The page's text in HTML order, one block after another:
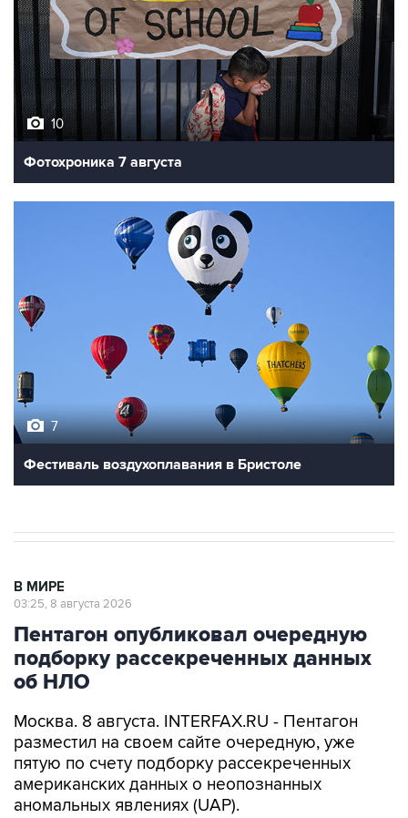
10
Фотохроника 7 августа
7
Фестиваль воздухоплавания в Бристоле
В МИРЕ
03:25, 8 августа 2026
Пентагон опубликовал очередную
подборку рассекреченных данных
об НЛО
Москва. 8 августа. INTERFAX.RU - Пентагон
разместил на своем сайте очередную, уже
пятую по счету подборку рассекреченных
американских данных о неопознанных
аномальных явлениях (UAP).